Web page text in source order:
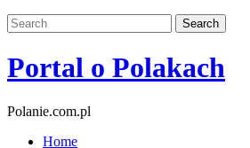
Portal o Polakach
Polanie.com.pl
Home